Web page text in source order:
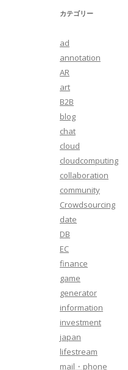
カテゴリー
ad
annotation
AR
art
B2B
blog
chat
cloud
cloudcomputing
collaboration
community
Crowdsourcing
date
DB
EC
finance
game
generator
information
investment
japan
lifestream
mail・phone